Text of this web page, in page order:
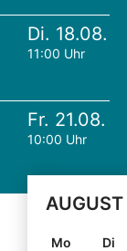
Di. 18.08.
11:00 Uhr
Fr. 21.08.
10:00 Uhr
AUGUST
Mo Di